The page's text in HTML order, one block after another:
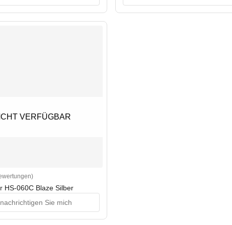
VERFÜGBAR
VERFÜGBAR
HS-060C Blaze Silber
Sie mich